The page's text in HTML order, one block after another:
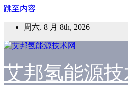
跳至内容
周六. 8 月 8th, 2026
艾邦氢能源技